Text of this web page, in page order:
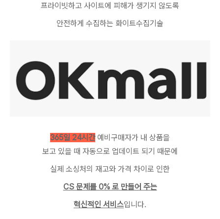
프라이빗하고 사이트에 피해가 생기지 않도록
안전하게 수집하는 화이트수집기술
365일 24시간예비구매자가 내 상품을
보고 있을 때 자동으로 업데이트 되기 때문에
실제 소싱처의 재고와 가격 차이로 인한
CS 문제를 0% 로 만들어 주는
혁신적인 서비스입니다.